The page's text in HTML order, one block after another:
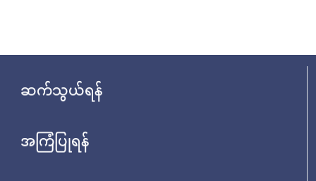
ဆက်သွယ်ရန်
အကြံပြုရန်